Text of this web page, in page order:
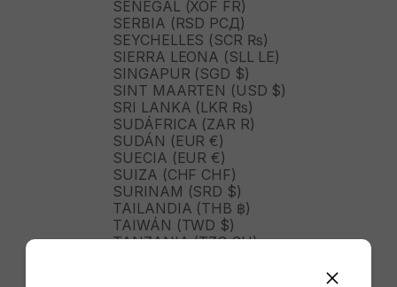
SENEGAL (XOF FR)
SERBIA (RSD РСД)
SEYCHELLES (SCR ₨)
SIERRA LEONA (SLL LE)
SINGAPUR (SGD $)
SINT MAARTEN (USD $)
SRI LANKA (LKR ₨)
SUDÁFRICA (ZAR R)
SUDÁN (EUR €)
SUECIA (EUR €)
SUIZA (CHF CHF)
SURINAM (SRD $)
TAILANDIA (THB ฿)
TAIWÁN (TWD $)
TANZANIA (TZS SH)